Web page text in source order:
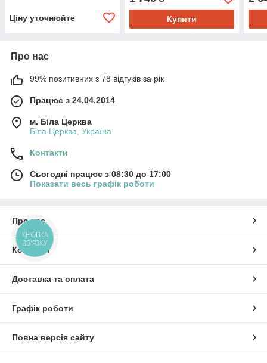
Ціну уточнюйте Купити
Про нас
99% позитивних з 78 відгуків за рік
Працює з 24.04.2014
м. Біла Церква
Біла Церква, Україна
Контакти
Сьогодні працює з 08:30 до 17:00
Показати весь графік роботи
Про нас
Контакти
Доставка та оплата
Графік роботи
Повна версія сайту
КНОПКА
ЗВ'ЯЗКУ